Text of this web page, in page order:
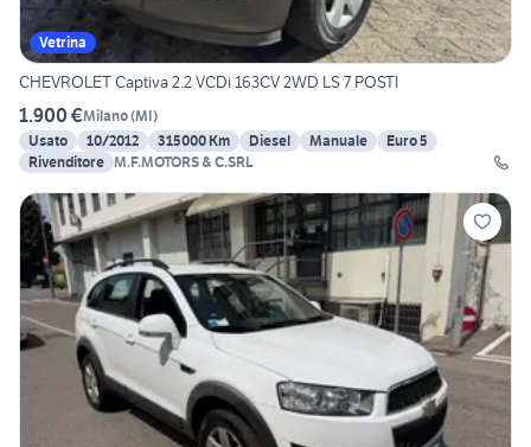
Vetrina
CHEVROLET Captiva 2.2 VCDi 163CV 2WD LS 7 POSTI
1.900 €Milano(MI)
Usato
10/2012 315000 Km Diesel Manuale
Euro 5
Rivenditore M.F.MOTORS & C.SRL